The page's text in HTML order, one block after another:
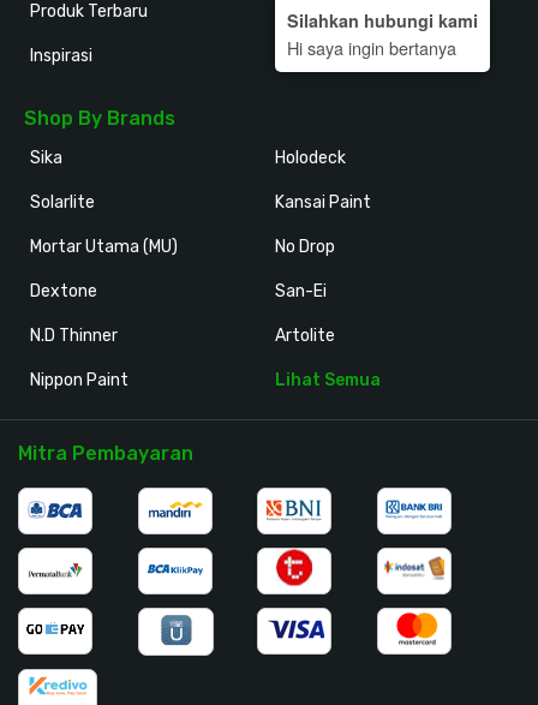
Produk Terbaru
Inspirasi
Shop By Brands
Sika
Solarlite
Mortar Utama (MU)
Dextone
N.D Thinner
Nippon Paint
Holodeck
Kansai Paint
No Drop
San-Ei
Artolite
Lihat Semua
Mitra Pembayaran
Silahkan hubungi kami
Hi saya ingin bertanya